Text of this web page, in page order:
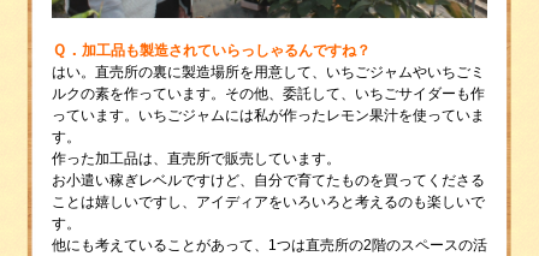
Ｑ． 加工品も製造されていらっしゃるんですね？
はい。直売所の裏に製造場所を用意して、いちごジャムやいちごミ
ルクの素を作っています。その他、委託して、いちごサイダーも作
っています。いちごジャムには私が作ったレモン果汁を使っていま
す。
作った加工品は、直売所で販売しています。
お小遣い稼ぎレベルですけど、自分で育てたものを買ってくださる
ことは嬉しいですし、アイディアをいろいろと考えるのも楽しいで
す。
他にも考えていることがあって、1つは直売所の2階のスペースの活